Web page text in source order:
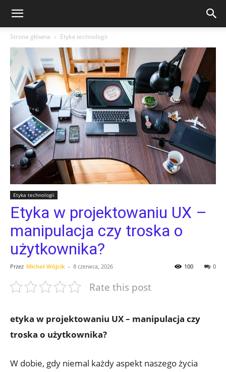
Strona główna Etyka technologii
Etyka technologii
Etyka w projektowaniu UX –
manipulacja czy troska o
użytkownika?
Przez Michał Wójcik - 8 czerwca, 2026 0
100
Rate this post
etyka w projektowaniu UX – manipulacja czy
troska o użytkownika?
W dobie, gdy niemal każdy aspekt naszego życia